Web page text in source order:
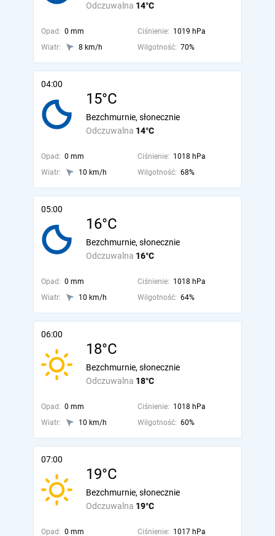
Odczuwalna 14°C
Opad: 0 mm Ciśnienie: 1019 hPa
Wiatr:
8 km/h Wilgotność: 70%
04:00
15°C
Odczuwalna 14°C
Bezchmurnie, słonecznie
Opad: 0 mm Ciśnienie: 1018 hPa
Wiatr:
10 km/h Wilgotność: 68%
05:00
16°C
Odczuwalna 16°C
Bezchmurnie, słonecznie
Opad: 0 mm Ciśnienie: 1018 hPa
Wiatr:
10 km/h Wilgotność: 64%
06:00
18°C
Odczuwalna 18°C
Bezchmurnie, słonecznie
Opad: 0 mm Ciśnienie: 1018 hPa
Wiatr:
10 km/h Wilgotność: 60%
07:00
19°C
Odczuwalna 19°C
Bezchmurnie, słonecznie
Opad: 0 mm Ciśnienie: 1017 hPa